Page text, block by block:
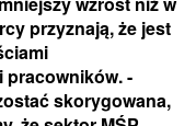
przyznają, że jest
pracowników. -
skorygowana,